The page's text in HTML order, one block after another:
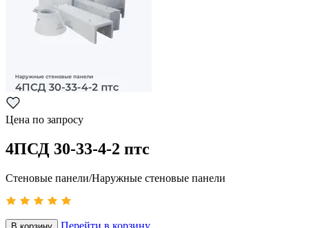
Цена по запросу
4ПСД 30-33-4-2 птс
Стеновые панели/Наружные стеновые панели